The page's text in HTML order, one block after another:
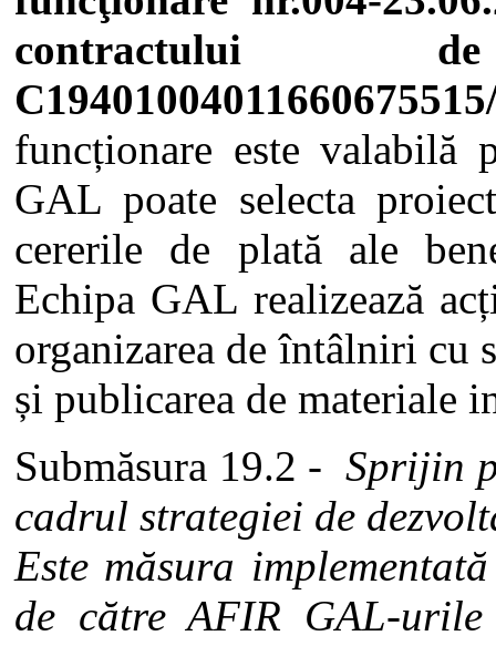
contractului
funcționare este
GAL poate selecta
cererile de plată ale
Echipa GAL realizează
organizarea de întâlniri cu
și publicarea de materiale
Submăsura 19.2 - Sprijin
cadrul strategiei de
Este măsura
de către AFIR GAL-